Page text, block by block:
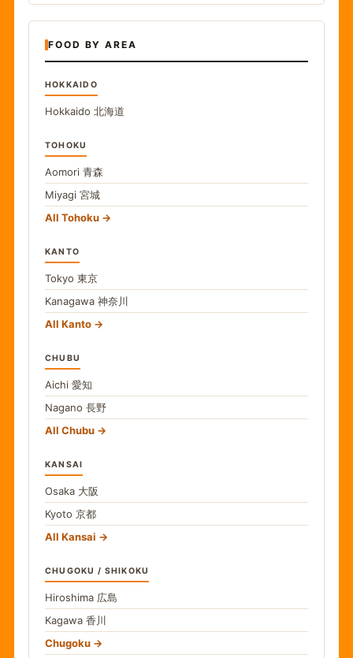
FOOD BY AREA
HOKKAIDO
Hokkaido 北海道
TOHOKU
Aomori 青森
Miyagi 宮城
All Tohoku
KANTO
Tokyo 東京
Kanagawa 神奈川
All Kanto
CHUBU
Aichi 愛知
Nagano 長野
All Chubu
KANSAI
Osaka 大阪
Kyoto 京都
All Kansai
CHUGOKU / SHIKOKU
Hiroshima 広島
Kagawa 香川
Chugoku